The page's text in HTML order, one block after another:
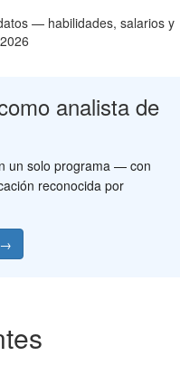
— habilidades, salarios y
analista de
un solo programa — con
reconocida por
→